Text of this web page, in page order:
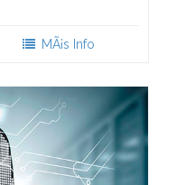
MÃ¡s Info